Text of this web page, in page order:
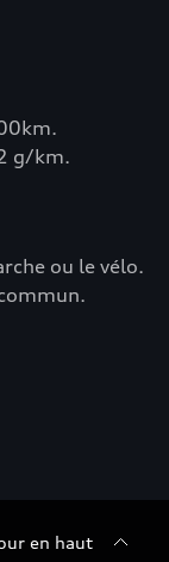
g/km.
ou le vélo.
en haut